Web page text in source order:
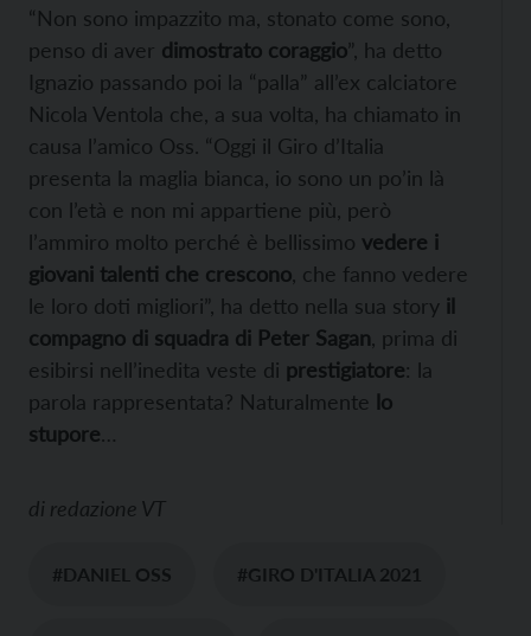
“Non sono impazzito ma, stonato come sono,
penso di aver dimostrato coraggio”, ha detto
Ignazio passando poi la “palla” all’ex calciatore
Nicola Ventola che, a sua volta, ha chiamato in
causa l’amico Oss. “Oggi il Giro d’Italia
presenta la maglia bianca, io sono un po’in là
con l’età e non mi appartiene più, però
l’ammiro molto perché è bellissimo vedere i
giovani talenti che crescono , che fanno vedere
le loro doti migliori”, ha detto nella sua story il
compagno di squadra di Peter Sagan , prima di
esibirsi nell’inedita veste di prestigiatore: la
parola rappresentata? Naturalmente lo
stupore…
di redazione VT
#DANIEL OSS #GIRO D'ITALIA 2021